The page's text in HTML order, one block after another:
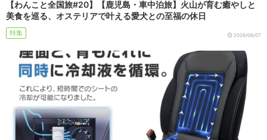
【わんこと全国旅#20】【鹿児島・車中泊旅】火山が育む癒やしと
美食を巡る、オステリアで叶える愛犬との至福の休日
特集 2026/08/07